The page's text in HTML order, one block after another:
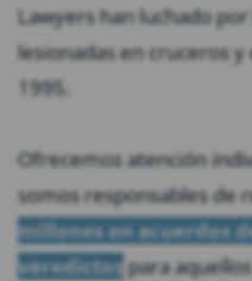
Lawyers han luchado
lesionadas en cruceros
1995.
Ofrecemos atención
somos responsables de
millones en acuerdos
veredictospara